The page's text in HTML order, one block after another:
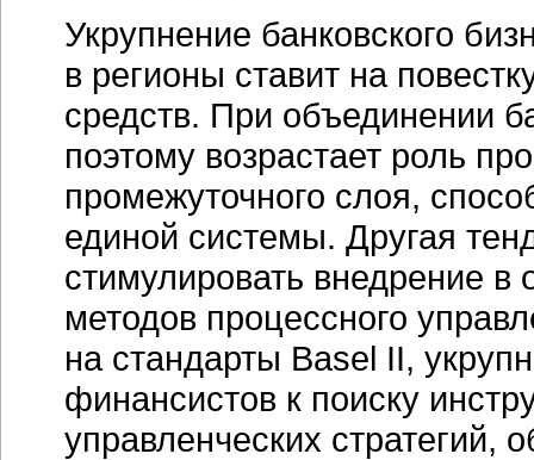
Укрупнение банковского
в регионы ставит на
средств. При объединении
поэтому возрастает роль
промежуточного слоя,
единой системы. Другая
стимулировать внедрение в
методов процессного
на стандарты Basel II,
финансистов к поиску
управленческих